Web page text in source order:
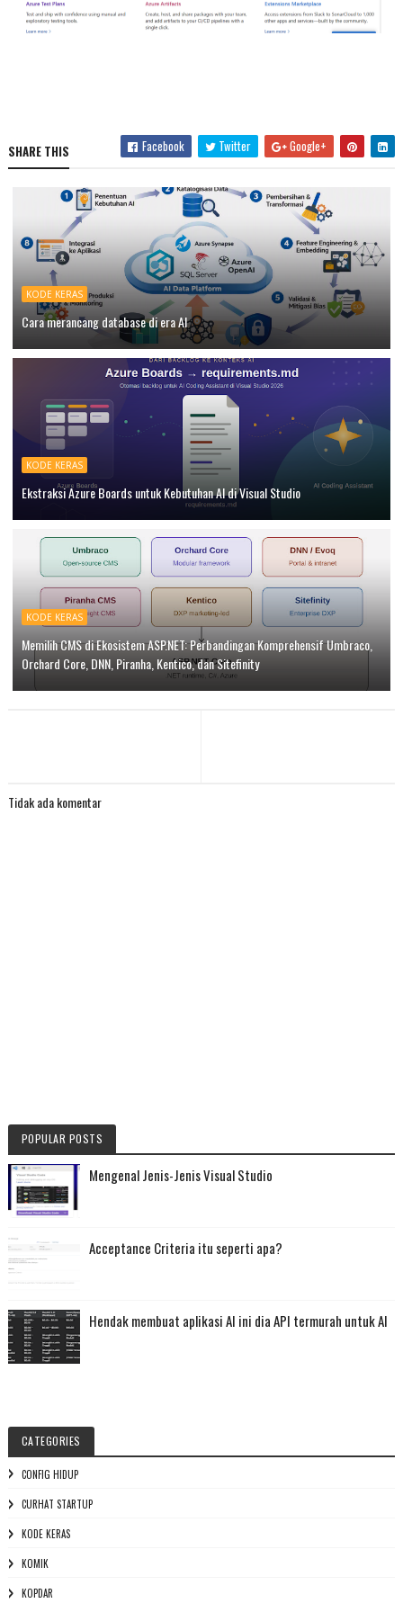
SHARE THIS Facebook Twitter Google+
KODE KERAS
Cara merancang database di era AI
KODE KERAS
Ekstraksi Azure Boards untuk Kebutuhan AI di Visual Studio
KODE KERAS
Memilih CMS di Ekosistem ASP.NET: Perbandingan Komprehensif Umbraco,
Orchard Core, DNN, Piranha, Kentico, dan Sitefinity
Tidak ada komentar
POPULAR POSTS
Mengenal Jenis-Jenis Visual Studio
Acceptance Criteria itu seperti apa?
Hendak membuat aplikasi AI ini dia API termurah untuk AI
CATEGORIES
CONFIG HIDUP
CURHAT STARTUP
KODE KERAS
KOMIK
KOPDAR